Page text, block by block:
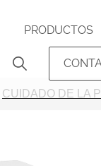
PRODUCTOS
CUIDADO DE LA